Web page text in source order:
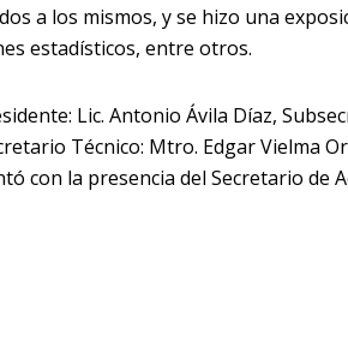
a los mismos, y se hizo una
estadísticos, entre otros.
Lic. Antonio Ávila Díaz,
Técnico: Mtro. Edgar Vielma
con la presencia del Secretario de